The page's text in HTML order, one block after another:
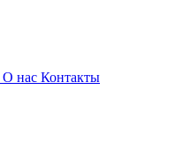
О нас Контакты